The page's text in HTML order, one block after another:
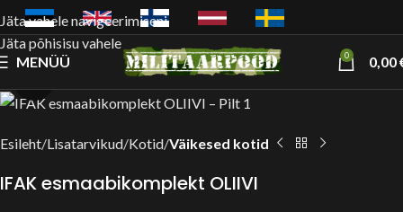
Jäta vahele navigeerimiseni
Jäta põhisisu vahele
MENÜÜ
0 0,00
Suurendamiseks vajuta siia
Esileht Lisatarvikud Kotid Väikesed kotid
IFAK esmaabikomplekt OLIIVI